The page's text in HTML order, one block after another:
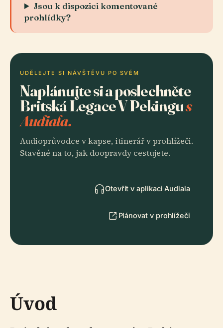
Jsou k dispozici komentované
prohlídky?
UDĚLEJTE SI NÁVŠTĚVU PO SVÉM
Naplánujte si a poslechněte
Britská Legace V Pekingus
Audiala.
Audioprůvodce v kapse, itinerář v prohlížeči.
Stavěné na to, jak doopravdy cestujete.
Otevřít v aplikaci Audiala
Plánovat v prohlížeči
Úvod